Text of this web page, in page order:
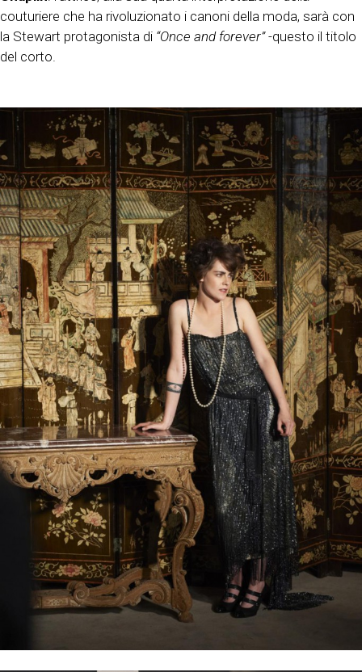
couturiere che ha rivoluzionato i canoni della moda, sarà con
la Stewart protagonista di “Once and forever”-questo il titolo
del corto.